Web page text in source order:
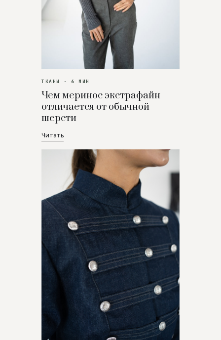
ТКАНИ · 6 МИН
Чем меринос экстрафайн
отличается от обычной
шерсти
Читать